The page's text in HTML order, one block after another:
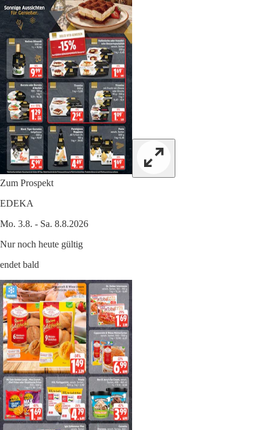
Zum Prospekt
EDEKA
Mo. 3.8. - Sa. 8.8.2026
Nur noch heute gültig
endet bald